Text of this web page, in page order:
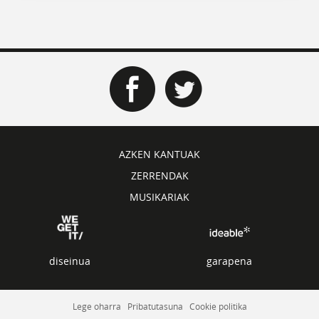
AZKEN KANTUAK
ZERRENDAK
MUSIKARIAK
diseinua garapena
Lege oharra Pribatutasuna Cookie politika